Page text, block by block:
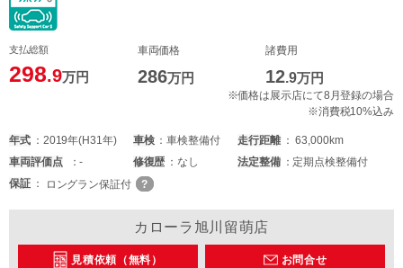
支払総額
298.9万円
車両価格
286万円
諸費用
12.9万円
※価格は展示店にて8月登録の場合
※消費税10%込み
年式 2019年(H31年) 車検 車検整備付 走行距離
63,000km
車両評価点 - 修復歴 なし 法定整備
定期点検整備付
保証
ロングラン保証付
カローラ旭川留萌店
見積依頼（無料） お問合せ